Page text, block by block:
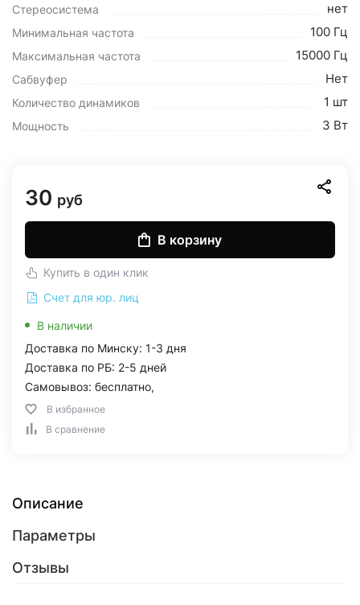
Стереосистема нет
Минимальная частота 100 Гц
Максимальная частота 15000 Гц
Сабвуфер Нет
Количество динамиков 1 шт
Мощность 3 Вт
30 руб
В корзину
Купить в один клик
Счет для юр. лиц
В наличии
Доставка по Минску: 1-3 дня
Доставка по РБ: 2-5 дней
Самовывоз: бесплатно,
В избранное
В сравнение
Описание
Параметры
Отзывы